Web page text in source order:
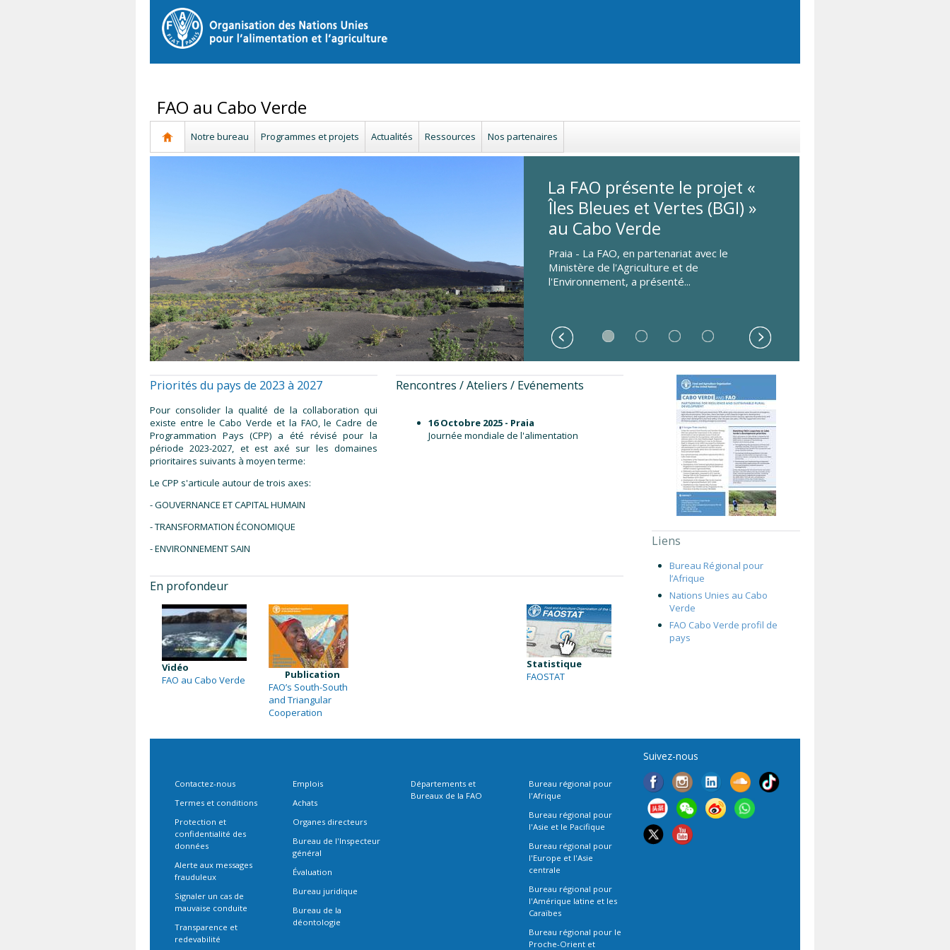
FAO au Cabo Verde
Notre bureau Programmes et projets Actualités Ressources Nos partenaires
La FAO présente le projet «
Îles Bleues et Vertes (BGI) »
au Cabo Verde
Praia - La FAO, en partenariat avec le
Ministère de l'Agriculture et de
l'Environnement, a présenté...
Priorités du pays de 2023 à 2027
Pour consolider la qualité de la collaboration qui
existe entre le Cabo Verde et la FAO, le Cadre de
Programmation Pays (CPP) a été révisé pour la
période 2023-2027, et est axé sur les domaines
prioritaires suivants à moyen terme:
Le CPP s'articule autour de trois axes:
- GOUVERNANCE ET CAPITAL HUMAIN
- TRANSFORMATION ÉCONOMIQUE
- ENVIRONNEMENT SAIN
Rencontres / Ateliers / Evénements
16 Octobre 2025 - Praia
Journée mondiale de l'alimentation
En profondeur
Vidéo
FAO au Cabo Verde
Publication
FAO’s South-South
and Triangular
Cooperation
Statistique
FAOSTAT
Liens
Bureau Régional pour
l’Afrique
Nations Unies au Cabo
Verde
FAO Cabo Verde profil de
pays
Contactez-nous
Termes et conditions
Protection et
confidentialité des
données
Alerte aux messages
frauduleux
Signaler un cas de
mauvaise conduite
Transparence et
redevabilité
Emplois
Achats
Organes directeurs
Bureau de l'Inspecteur
général
Évaluation
Bureau juridique
Bureau de la
déontologie
Départements et
Bureaux de la FAO
Bureau régional pour
l'Afrique
Bureau régional pour
l'Asie et le Pacifique
Bureau régional pour
l'Europe et l'Asie
centrale
Bureau régional pour
l'Amérique latine et les
Caraïbes
Bureau régional pour le
Proche-Orient et
Suivez-nous